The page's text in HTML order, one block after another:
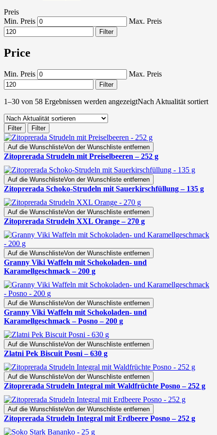
Preis
Min. Preis
Max. Preis
Filter
Price
Min. Preis Max. Preis
Filter
1–30 von 58 Ergebnissen werden angezeigtNach Aktualität sortiert
Filter Filter
Auf die WunschlisteVon der Wunschliste entfernen
Zitoprerada Strudeln mit Preiselbeeren – 252 g
Auf die WunschlisteVon der Wunschliste entfernen
Zitoprerada Schoko-Strudeln mit Sauerkirschfüllung – 135 g
Auf die WunschlisteVon der Wunschliste entfernen
Zitoprerada Strudeln XXL Orange – 270 g
Auf die WunschlisteVon der Wunschliste entfernen
Granny Viki Waffeln mit Schokoladen- und
Karamellgeschmack – 200 g
Auf die WunschlisteVon der Wunschliste entfernen
Granny Viki Waffeln mit Schokoladen- und
Karamellgeschmack – Posno – 200 g
Auf die WunschlisteVon der Wunschliste entfernen
Zlatni Pek Biscuit Posni – 630 g
Auf die WunschlisteVon der Wunschliste entfernen
Zitoprerada Strudeln Integral mit Waldfrüchte Posno – 252 g
Auf die WunschlisteVon der Wunschliste entfernen
Zitoprerada Strudeln Integral mit Erdbeere Posno – 252 g